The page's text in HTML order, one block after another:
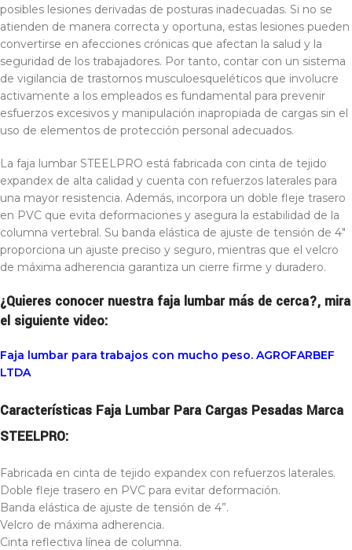
posibles lesiones derivadas de posturas inadecuadas. Si no se
atienden de manera correcta y oportuna, estas lesiones pueden
convertirse en afecciones crónicas que afectan la salud y la
seguridad de los trabajadores. Por tanto, contar con un sistema
de vigilancia de trastornos musculoesqueléticos que involucre
activamente a los empleados es fundamental para prevenir
esfuerzos excesivos y manipulación inapropiada de cargas sin el
uso de elementos de protección personal adecuados.
La faja lumbar STEELPRO está fabricada con cinta de tejido
expandex de alta calidad y cuenta con refuerzos laterales para
una mayor resistencia. Además, incorpora un doble fleje trasero
en PVC que evita deformaciones y asegura la estabilidad de la
columna vertebral. Su banda elástica de ajuste de tensión de 4″
proporciona un ajuste preciso y seguro, mientras que el velcro
de máxima adherencia garantiza un cierre firme y duradero.
¿Quieres conocer nuestra faja lumbar más de cerca?, mira
el siguiente video:
Faja lumbar para trabajos con mucho peso. AGROFARBEF
LTDA
Características Faja Lumbar Para Cargas Pesadas Marca
STEELPRO:
Fabricada en cinta de tejido expandex con refuerzos laterales.
Doble fleje trasero en PVC para evitar deformación.
Banda elástica de ajuste de tensión de 4”.
Velcro de máxima adherencia.
Cinta reflectiva línea de columna.